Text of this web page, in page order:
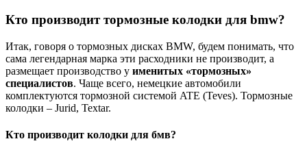
Кто производит тормозные колодки для bmw?
Итак, говоря о тормозных дисках BMW, будем понимать, что
сама легендарная марка эти расходники не производит, а
размещает производство у именитых «тормозных»
специалистов. Чаще всего, немецкие автомобили
комплектуются тормозной системой ATE (Teves). Тормозные
колодки – Jurid, Textar.
Кто производит колодки для бмв?